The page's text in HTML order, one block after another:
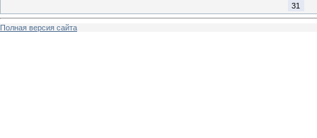
31
Полная версия сайта